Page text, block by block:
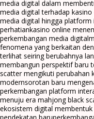
media digital dalam
media digital terhadap
media digital hingga
perhatiankasino online
perkembangan media digital
fenomena yang berkaitan
terlihat seiring berubahnya
membangun perspektif baru
scatter mengikuti perubahan
modernsorotan baru
perkembangan platform
menuju era mahjong black
ekosistem digital